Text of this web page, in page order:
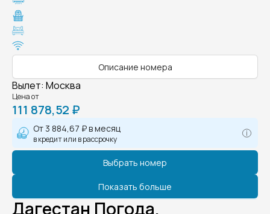
Описание номера
Вылет: Москва
Цена от
111 878,52 ₽
От 3 884,67 ₽в месяц
в кредит или в рассрочку
Выбрать номер
Показать больше
Дагестан Погода.